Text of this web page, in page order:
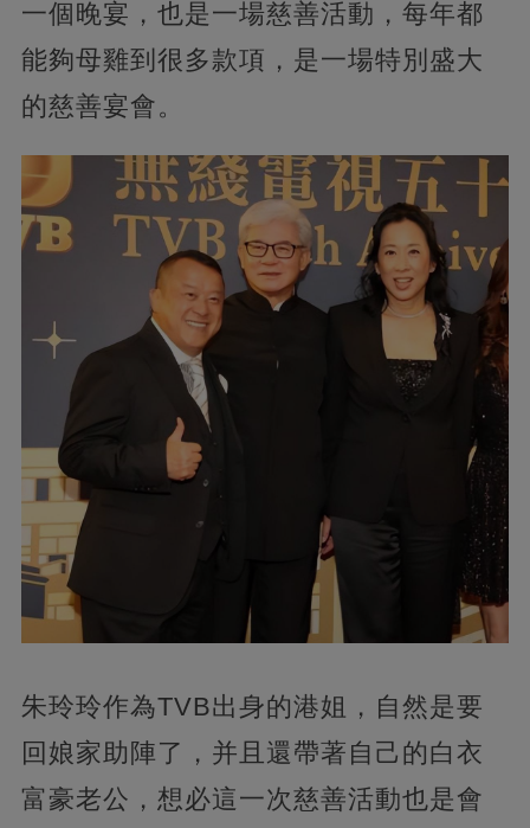
一個晚宴，也是一場慈善活動，每年都
能夠母雞到很多款項，是一場特別盛大
的慈善宴會。
朱玲玲作為TVB出身的港姐，自然是要
回娘家助陣了，并且還帶著自己的白衣
富豪老公，想必這一次慈善活動也是會